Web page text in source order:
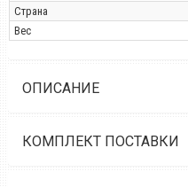
Страна
Вес
ОПИСАНИЕ
КОМПЛЕКТ ПОСТАВКИ